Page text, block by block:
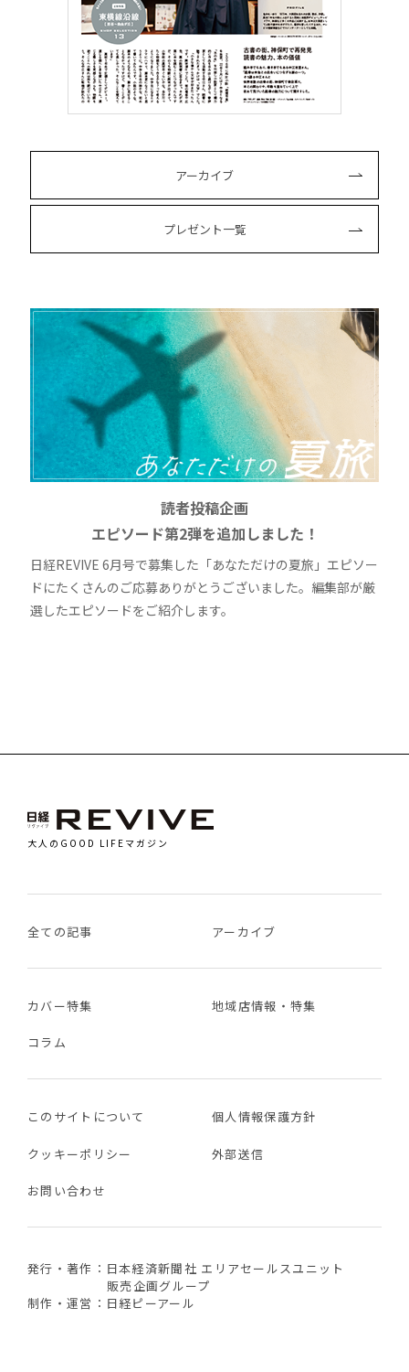
アーカイブ
プレゼント一覧
読者投稿企画
エピソード第2弾を追加しました！
日経REVIVE 6月号で募集した「あなただけの夏旅」エピソー
ドにたくさんのご応募ありがとうございました。編集部が厳
選したエピソードをご紹介します。
大人のGOOD LIFEマガジン
全ての記事 アーカイブ
カバー特集 地域店情報・特集
コラム
このサイトについて 個人情報保護方針
クッキーポリシー 外部送信
お問い合わせ
発行・著作：日本経済新聞社 エリアセールスユニット
販売企画グループ
制作・運営：日経ピーアール